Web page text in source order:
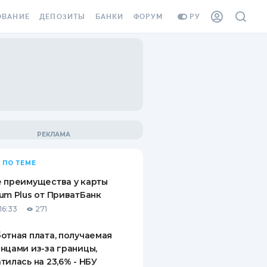
РУ
ВИНЬЕТКА
СОТРУДНИКОВ
ОТ
СЛУЧАЕВ
ДЕПОЗИТЫ
ВОПРОСЫ И ОТВЕТЫ
ПУТЕВОДИТЕЛИ ПО
БАНКИ ФОРУМ
ПО ТЕМЕ
преимущества у карты
Plus от ПриватБанк
271
плата, получаемая
из-за границы,
на 23,6% - НБУ